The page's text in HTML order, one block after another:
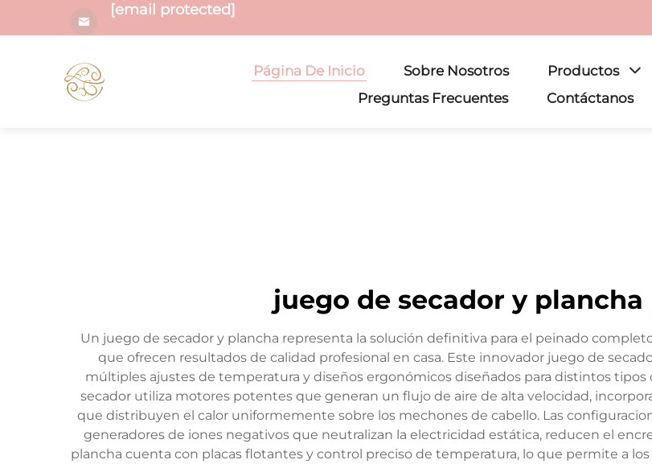
[email protected]
Página De Inicio Sobre Nosotros Productos
Preguntas Frecuentes
Contáctanos
juego de secador y plancha
Un juego de secador y plancha representa la solución definitiva para el peinado
que ofrecen resultados de calidad profesional en casa. Este innovador juego de
múltiples ajustes de temperatura y diseños ergonómicos diseñados para distintos
secador utiliza motores potentes que generan un flujo de aire de alta velocidad,
que distribuyen el calor uniformemente sobre los mechones de cabello. Las
generadores de iones negativos que neutralizan la electricidad estática, reducen el
plancha cuenta con placas flotantes y control preciso de temperatura, lo que permite a los